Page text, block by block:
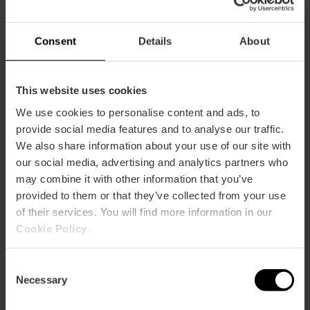
Consent Details About
This website uses cookies
We use cookies to personalise content and ads, to
provide social media features and to analyse our traffic.
We also share information about your use of our site with
our social media, advertising and analytics partners who
may combine it with other information that you’ve
provided to them or that they’ve collected from your use
of their services. You will find more information in our
Cookie Policy
Selection
Necessary
Da17,00 € 15,30 €